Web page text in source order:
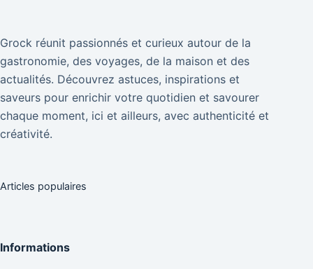
Grock réunit passionnés et curieux autour de la
gastronomie, des voyages, de la maison et des
actualités. Découvrez astuces, inspirations et
saveurs pour enrichir votre quotidien et savourer
chaque moment, ici et ailleurs, avec authenticité et
créativité.
Articles populaires
Informations